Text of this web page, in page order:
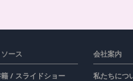
ソース
/ スライドショー
会社案内
私たちにつ